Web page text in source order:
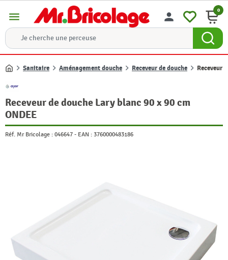
menu person 0
Accueil
Sanitaire Aménagement douche Receveur de douche Receveur
Receveur de douche Lary blanc 90 x 90 cm
ONDEE
Réf. Mr Bricolage : 046647 - EAN : 3760000483186